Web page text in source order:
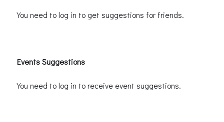
You need to log in to get suggestions for friends.
Events Suggestions
You need to log in to receive event suggestions.